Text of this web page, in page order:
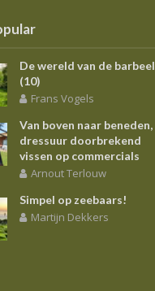
De wereld van de barbeel
(10)
Frans Vogels
Van boven naar beneden,
dressuur doorbrekend
vissen op commercials
Arnout Terlouw
Simpel op zeebaars!
Martijn Dekkers